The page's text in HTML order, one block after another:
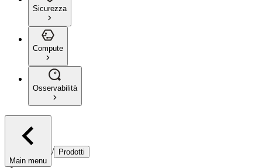
Sicurezza
Compute
Osservabilità
Main menu
/ Prodotti